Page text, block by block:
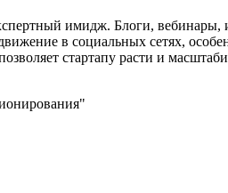
имидж. Блоги, вебинары,
в социальных сетях,
стартапу расти и